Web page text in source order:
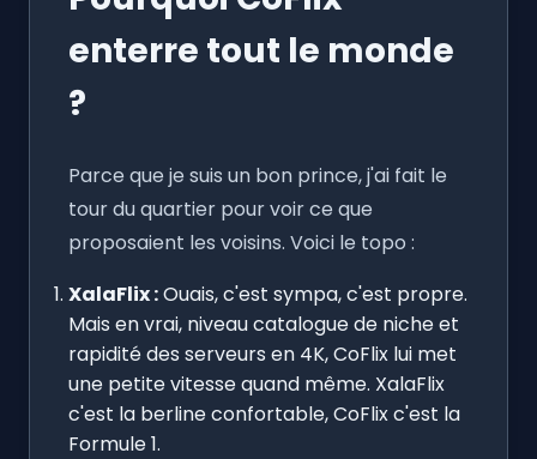
enterre tout le monde
?
Parce que je suis un bon prince, j'ai fait le
tour du quartier pour voir ce que
proposaient les voisins. Voici le topo :
XalaFlix :Ouais, c'est sympa, c'est propre.
Mais en vrai, niveau catalogue de niche et
rapidité des serveurs en 4K, CoFlix lui met
une petite vitesse quand même. XalaFlix
c'est la berline confortable, CoFlix c'est la
Formule 1.